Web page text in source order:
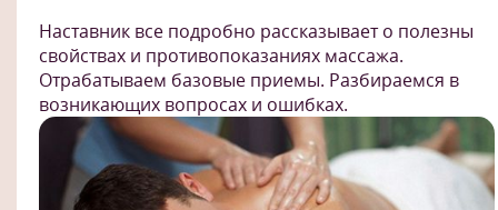
Наставник все подробно рассказывает о полезны
свойствах и противопоказаниях массажа.
Отрабатываем базовые приемы. Разбираемся в
возникающих вопросах и ошибках.